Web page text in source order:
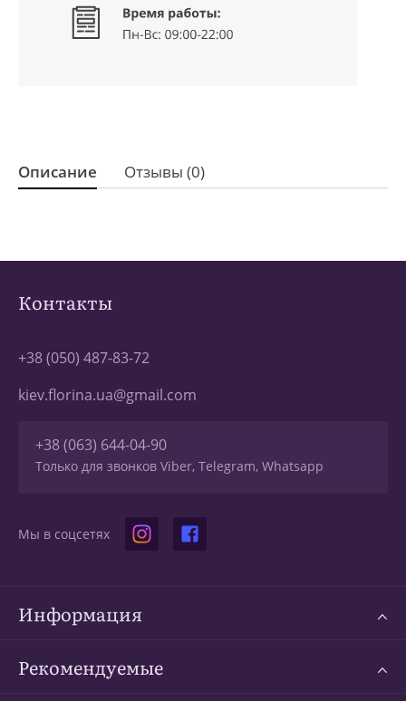
Описание Отзывы (0)
Контакты
+38 (050) 487-83-72
kiev.florina.ua@gmail.com
+38 (063) 644-04-90
Только для звонков Viber, Telegram, Whatsapp
Мы в соцсетях
Информация
Рекомендуемые